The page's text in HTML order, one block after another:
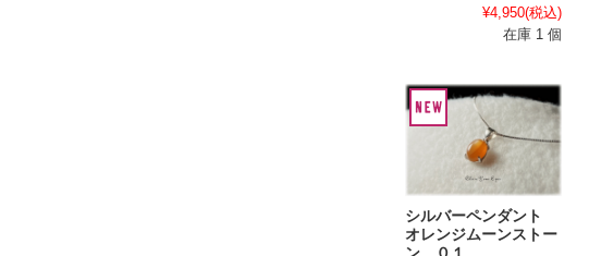
¥4,950(税込)
在庫 1 個
シルバーペンダント
オレンジムーンストー